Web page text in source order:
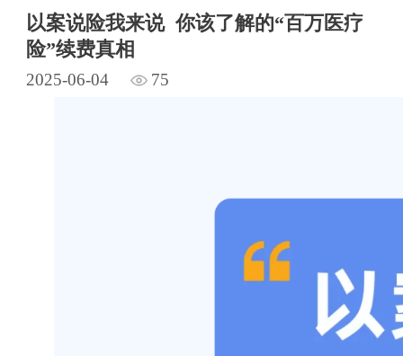
以案说险我来说 你该了解的“百万医疗
险”续费真相
2025-06-04 75